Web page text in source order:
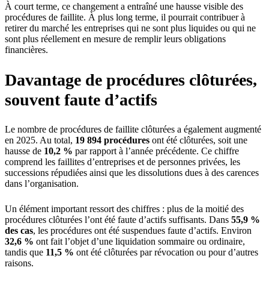
À court terme, ce changement a entraîné une hausse visible des
procédures de faillite. À plus long terme, il pourrait contribuer à
retirer du marché les entreprises qui ne sont plus liquides ou qui ne
sont plus réellement en mesure de remplir leurs obligations
financières.
Davantage de procédures clôturées,
souvent faute d’actifs
Le nombre de procédures de faillite clôturées a également augmenté
en 2025. Au total, 19 894 procédures ont été clôturées, soit une
hausse de 10,2 % par rapport à l’année précédente. Ce chiffre
comprend les faillites d’entreprises et de personnes privées, les
successions répudiées ainsi que les dissolutions dues à des carences
dans l’organisation.
Un élément important ressort des chiffres : plus de la moitié des
procédures clôturées l’ont été faute d’actifs suffisants. Dans 55,9 %
des cas, les procédures ont été suspendues faute d’actifs. Environ
32,6 % ont fait l’objet d’une liquidation sommaire ou ordinaire,
tandis que 11,5 % ont été clôturées par révocation ou pour d’autres
raisons.